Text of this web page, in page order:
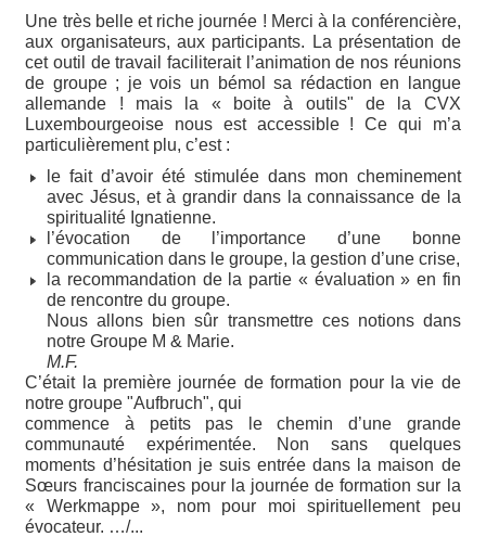
Une très belle et riche journée ! Merci à la conférencière,
aux organisateurs, aux participants. La présentation de
cet outil de travail faciliterait l’animation de nos réunions
de groupe ; je vois un bémol sa rédaction en langue
allemande ! mais la « boite à outils" de la CVX
Luxembourgeoise nous est accessible ! Ce qui m’a
particulièrement plu, c’est :
le fait d’avoir été stimulée dans mon cheminement
avec Jésus, et à grandir dans la connaissance de la
spiritualité Ignatienne.
l’évocation de l’importance d’une bonne
communication dans le groupe, la gestion d’une crise,
la recommandation de la partie « évaluation » en fin
de rencontre du groupe.
Nous allons bien sûr transmettre ces notions dans
notre Groupe M & Marie.
M.F.
C’était la première journée de formation pour la vie de
notre groupe "Aufbruch", qui
commence à petits pas le chemin d’une grande
communauté expérimentée. Non sans quelques
moments d’hésitation je suis entrée dans la maison de
Sœurs franciscaines pour la journée de formation sur la
« Werkmappe », nom pour moi spirituellement peu
évocateur. …/...